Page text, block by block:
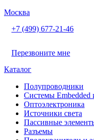
Москва
+7 (499) 677-21-46
Перезвоните мне
Каталог
Полупроводники
Системы Embedded
Oптоэлектроника
Источники света
Пассивные
Разъeмы